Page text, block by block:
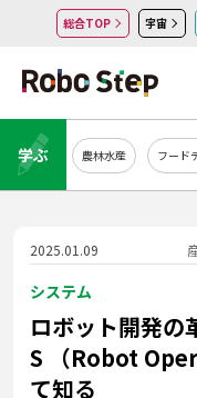
総合TOP 宇宙
学ぶ 農林水産 フード
2025.01.09
システム
ロボット開発の
S （Robot
て知る